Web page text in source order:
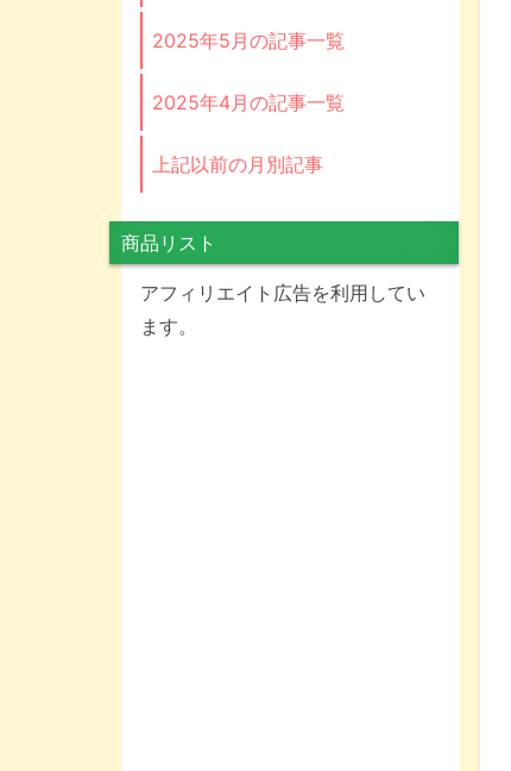
2025年5月の記事一覧
2025年4月の記事一覧
上記以前の月別記事
商品リスト
アフィリエイト広告を利用してい
ます。